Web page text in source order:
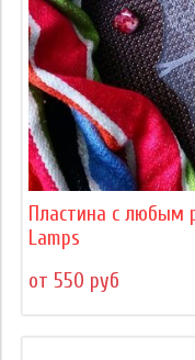
Пластина с любым
Lamps
от 550 руб